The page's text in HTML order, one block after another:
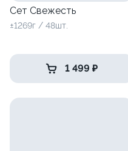
Сет Свежесть
±1269г / 48шт.
1 499 ₽